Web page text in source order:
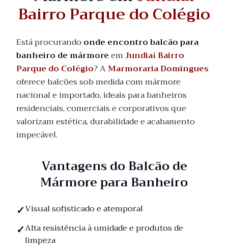
Bairro Parque do Colégio
Está procurando onde encontro balcão para
banheiro de mármoreemJundiaí Bairro
Parque do Colégio? AMarmoraria Domingues
oferece balcões sob medida com mármore
nacional e importado, ideais para banheiros
residenciais, comerciais e corporativos que
valorizam estética, durabilidade e acabamento
impecável.
Vantagens do Balcão de
Mármore para Banheiro
Visual sofisticado e atemporal
Alta resistência à umidade e produtos de
limpeza